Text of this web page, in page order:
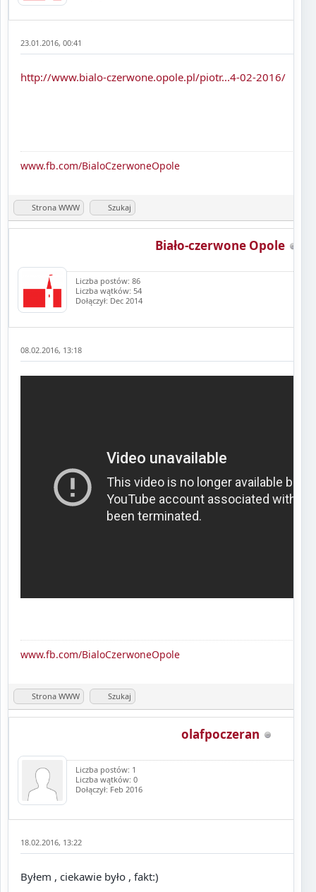
23.01.2016, 00:41
http://www.bialo-czerwone.opole.pl/piotr...4-02-2016/
www.fb.com/BialoCzerwoneOpole
Strona WWW Szukaj
Biało-czerwone Opole
Liczba postów: 86
Liczba wątków: 54
Dołączył: Dec 2014
08.02.2016, 13:18
www.fb.com/BialoCzerwoneOpole
Strona WWW Szukaj
olafpoczeran
Liczba postów: 1
Liczba wątków: 0
Dołączył: Feb 2016
18.02.2016, 13:22
Byłem , ciekawie było , fakt:)